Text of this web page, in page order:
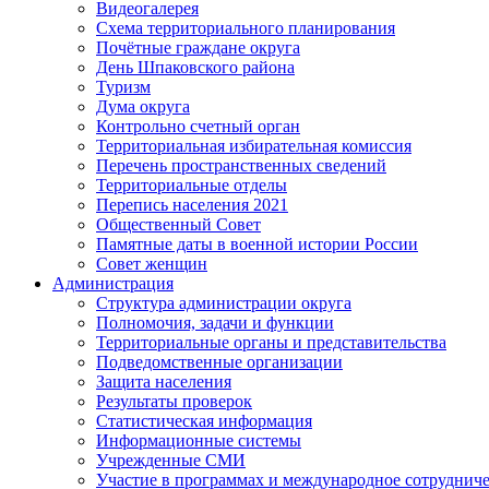
Видеогалерея
Схема территориального планирования
Почётные граждане округа
День Шпаковского района
Туризм
Дума округа
Контрольно счетный орган
Территориальная избирательная комиссия
Перечень пространственных сведений
Территориальные отделы
Перепись населения 2021
Общественный Совет
Памятные даты в военной истории России
Совет женщин
Администрация
Структура администрации округа
Полномочия, задачи и функции
Территориальные органы и представительства
Подведомственные организации
Защита населения
Результаты проверок
Статистическая информация
Информационные системы
Учрежденные СМИ
Участие в программах и международное